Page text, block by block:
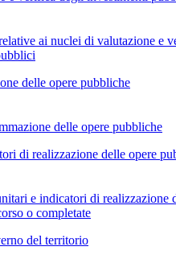
ai nuclei di valutazione e
delle opere pubbliche
delle opere pubbliche
di realizzazione delle opere
e indicatori di realizzazione
o completate
del territorio